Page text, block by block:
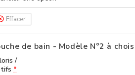
Effacer
de bain - Modèle N°2 à
/
*